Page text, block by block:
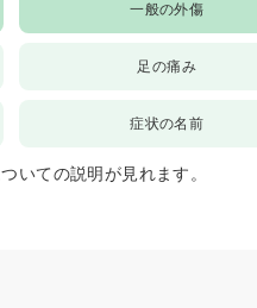
一般の外傷
足の痛み
症状の名前
いての説明が見れます。